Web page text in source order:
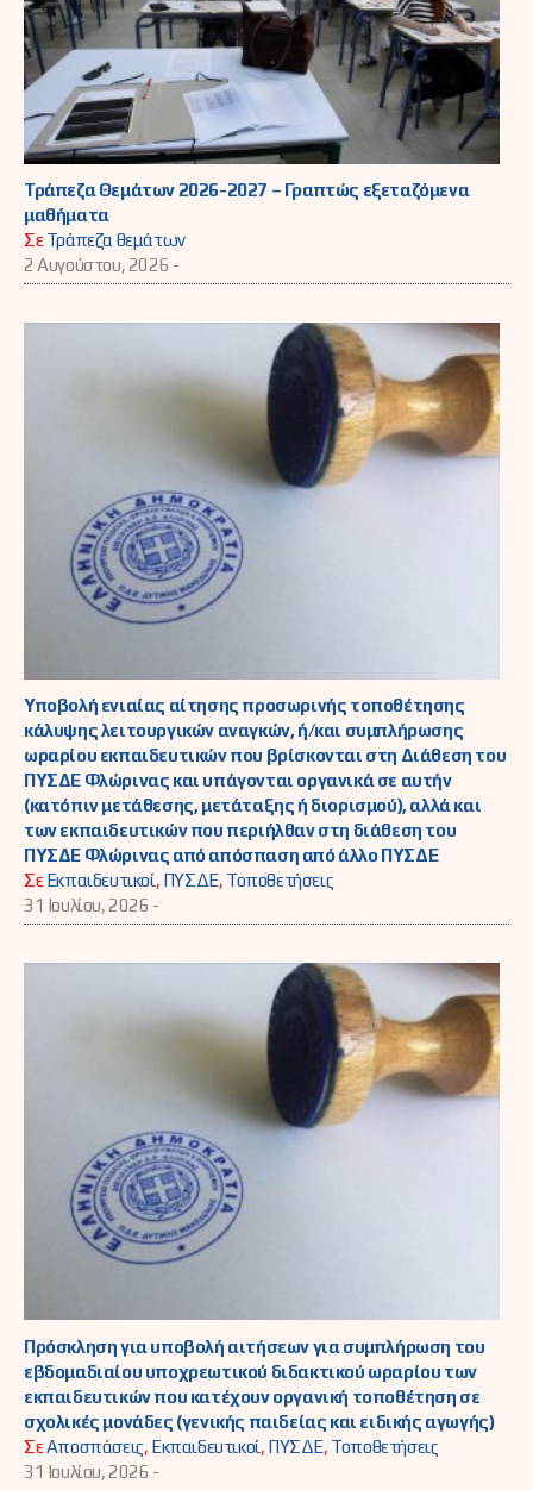
Τράπεζα Θεμάτων 2026-2027 – Γραπτώς εξεταζόμενα
μαθήματα
ΣεΤράπεζα θεμάτων
2 Αυγούστου, 2026 -
Υποβολή ενιαίας αίτησης προσωρινής τοποθέτησης
κάλυψης λειτουργικών αναγκών, ή/και συμπλήρωσης
ωραρίου εκπαιδευτικών που βρίσκονται στη Διάθεση του
ΠΥΣΔΕ Φλώρινας και υπάγονται οργανικά σε αυτήν
(κατόπιν μετάθεσης, μετάταξης ή διορισμού), αλλά και
των εκπαιδευτικών που περιήλθαν στη διάθεση του
ΠΥΣΔΕ Φλώρινας από απόσπαση από άλλο ΠΥΣΔΕ
ΣεΕκπαιδευτικοί, ΠΥΣΔΕ, Τοποθετήσεις
31 Ιουλίου, 2026 -
Πρόσκληση για υποβολή αιτήσεων για συμπλήρωση του
εβδομαδιαίου υποχρεωτικού διδακτικού ωραρίου των
εκπαιδευτικών που κατέχουν οργανική τοποθέτηση σε
σχολικές μονάδες (γενικής παιδείας και ειδικής αγωγής)
ΣεΑποσπάσεις, Εκπαιδευτικοί, ΠΥΣΔΕ, Τοποθετήσεις
31 Ιουλίου, 2026 -